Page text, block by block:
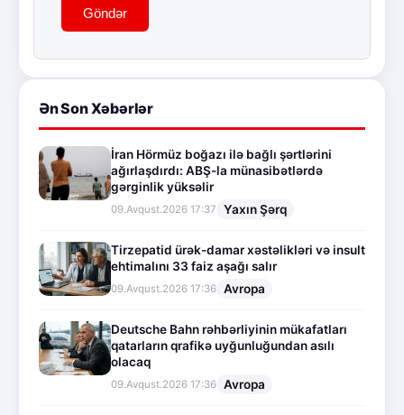
Göndər
Ən Son Xəbərlər
İran Hörmüz boğazı ilə bağlı şərtlərini
ağırlaşdırdı: ABŞ-la münasibətlərdə
gərginlik yüksəlir
09.Avqust.2026 17:37 Yaxın Şərq
Tirzepatid ürək-damar xəstəlikləri və insult
ehtimalını 33 faiz aşağı salır
09.Avqust.2026 17:36 Avropa
Deutsche Bahn rəhbərliyinin mükafatları
qatarların qrafikə uyğunluğundan asılı
olacaq
09.Avqust.2026 17:36 Avropa